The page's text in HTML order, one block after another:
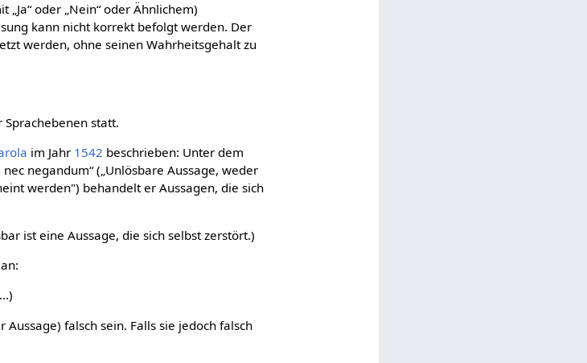
oder „Nein“ oder Ähnlichem)
kann nicht korrekt befolgt werden. Der
werden, ohne seinen Wahrheitsgehalt zu
statt.
im Jahr 1542 beschrieben: Unter dem
negandum“ („Unlösbare Aussage, weder
werden") behandelt er Aussagen, die sich
ist eine Aussage, die sich selbst zerstört.)
falsch sein. Falls sie jedoch falsch